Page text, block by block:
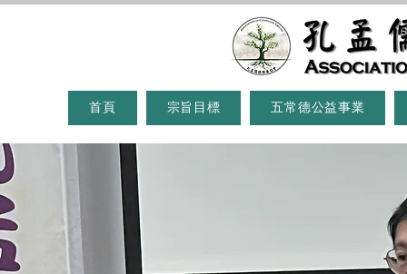
首頁 宗旨目標 五常德公益事業